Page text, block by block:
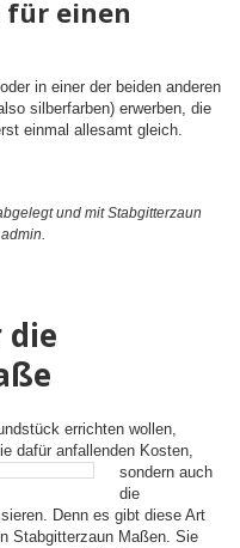
für einen
in einer der beiden anderen
silberfarben) erwerben, die
einmal allesamt gleich.
und mitStabgitterzaun
.
die
errichten wollen,
dafür anfallenden Kosten,
sondern auch
die
Denn es gibt diese Art
Stabgitterzaun Maßen. Sie